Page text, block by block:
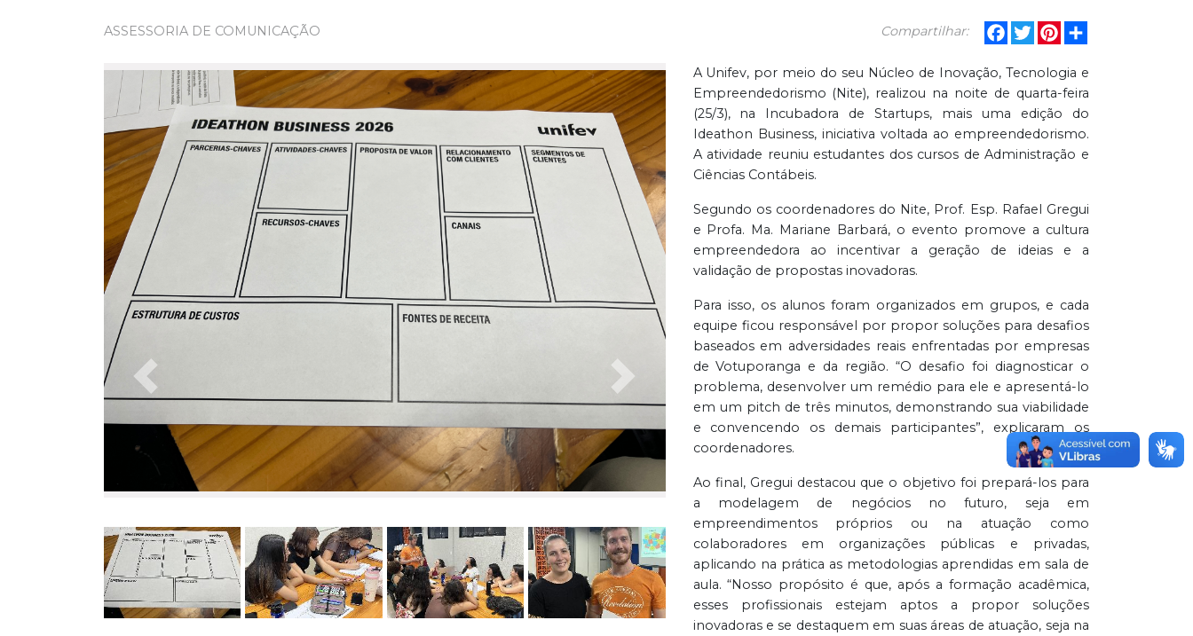
Compartilhar: Facebook
TwitterPinterest
ASSESSORIA DE COMUNICAÇÃO
Anterior Próxima
A Unifev, por meio do seu Núcleo de Inovação, Tecnologia e
Empreendedorismo (Nite), realizou na noite de quarta-feira
(25/3), na Incubadora de Startups, mais uma edição do
Ideathon Business, iniciativa voltada ao empreendedorismo.
A atividade reuniu estudantes dos cursos de Administração e
Ciências Contábeis.
Segundo os coordenadores do Nite, Prof. Esp. Rafael Gregui
e Profa. Ma. Mariane Barbará, o evento promove a cultura
empreendedora ao incentivar a geração de ideias e a
validação de propostas inovadoras.
Para isso, os alunos foram organizados em grupos, e cada
equipe ficou responsável por propor soluções para desafios
baseados em adversidades reais enfrentadas por empresas
de Votuporanga e da região. “O desafio foi diagnosticar o
problema, desenvolver um remédio para ele e apresentá-lo
em um pitch de três minutos, demonstrando sua viabilidade
e convencendo os demais participantes”, explicaram os
coordenadores.
Ao final, Gregui destacou que o objetivo foi prepará-los para
a modelagem de negócios no futuro, seja em
empreendimentos próprios ou na atuação como
colaboradores em organizações públicas e privadas,
aplicando na prática as metodologias aprendidas em sala de
aula. “Nosso propósito é que, após a formação acadêmica,
esses profissionais estejam aptos a propor soluções
inovadoras e se destaquem em suas áreas de atuação, seja na